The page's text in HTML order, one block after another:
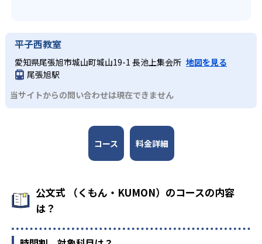
平子西教室
愛知県尾張旭市城山町城山19-1 長池上集会所 地図を見る
尾張旭駅
当サイトからの問い合わせは現在できません
コース 料金詳細
公文式 （くもん・KUMON）のコースの内容
は？